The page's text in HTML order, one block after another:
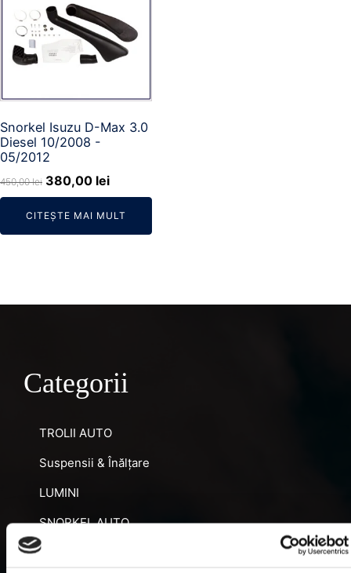
Snorkel Isuzu D-Max 3.0
Diesel 10/2008 -
05/2012
450,00lei Prețul
inițial
a
fost:
380,00 leiPrețul
curent
este:
380,00 lei.
CITEȘTE MAI MULT
Categorii
TROLII AUTO
Suspensii & Înălțare
LUMINI
SNORKEL AUTO
ACCESORII RECUPERARE